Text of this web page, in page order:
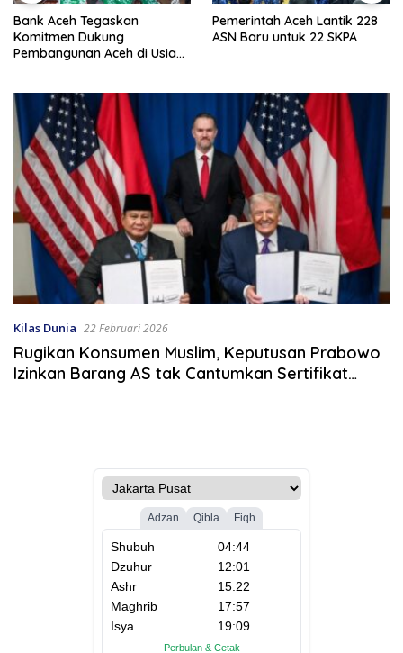
Bank Aceh Tegaskan
Komitmen Dukung
Pembangunan Aceh di Usia
Pemerintah Aceh Lantik 228
ASN Baru untuk 22 SKPA
Kilas Dunia 22 Februari 2026
Rugikan Konsumen Muslim, Keputusan Prabowo
Izinkan Barang AS tak Cantumkan Sertifikat